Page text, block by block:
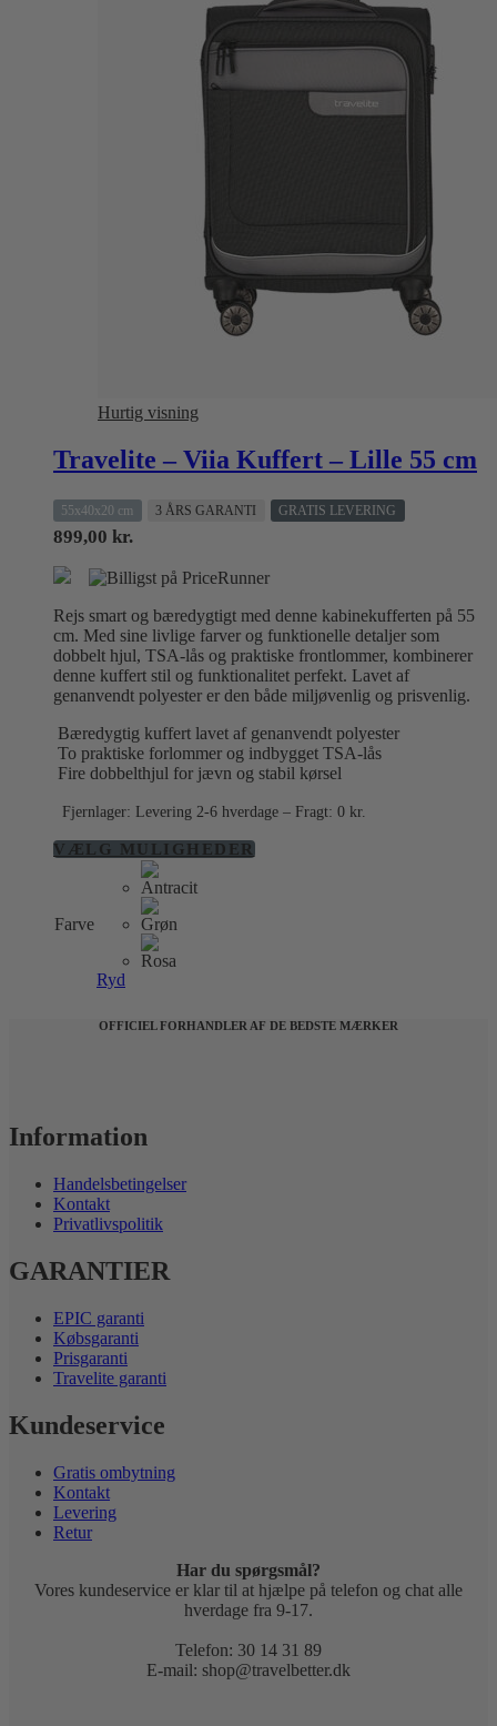
Hurtig visning
Travelite – Viia Kuffert – Lille 55 cm
55x40x20 cm 3 ÅRS GARANTI GRATIS LEVERING
899,00 kr.
Rejs smart og bæredygtigt med denne kabinekufferten på 55
cm. Med sine livlige farver og funktionelle detaljer som
dobbelt hjul, TSA-lås og praktiske frontlommer, kombinerer
denne kuffert stil og funktionalitet perfekt. Lavet af
genanvendt polyester er den både miljøvenlig og prisvenlig.
Bæredygtig kuffert lavet af genanvendt polyester
To praktiske forlommer og indbygget TSA-lås
Fire dobbelthjul for jævn og stabil kørsel
Fjernlager: Levering 2-6 hverdage – Fragt: 0 kr.
VÆLG MULIGHEDERDette
varesiden
Farve
Ryd
OFFICIEL FORHANDLER AF DE BEDSTE MÆRKER
Information
Handelsbetingelser
Kontakt
Privatlivspolitik
GARANTIER
EPIC garanti
Købsgaranti
Prisgaranti
Travelite garanti
Kundeservice
Gratis ombytning
Kontakt
Levering
Retur
Har du spørgsmål?
Vores kundeservice er klar til at hjælpe på telefon og chat alle
hverdage fra 9-17.
Telefon: 30 14 31 89
E-mail: shop@travelbetter.dk